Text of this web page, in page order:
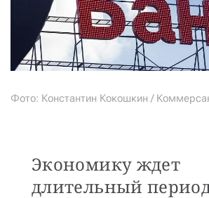
Фото: Константин Кокошкин /
Экономику ждет
длительный